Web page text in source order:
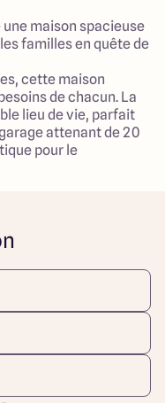
maison spacieuse
familles en quête de
cette maison
de chacun. La
lieu de vie, parfait
attenant de 20
pour le
en ajoutant du
accès direct à la
dans un
tels que des
primaire, des
services de santé
toute la famille.
unique de bâtir la
alliant tranquillité et